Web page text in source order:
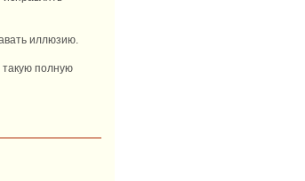
иллюзию.
такую полную